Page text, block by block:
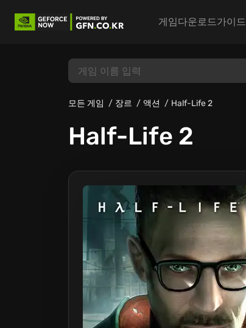
게임다운로드가이드
모든 게임 장르 액션 Half-Life 2
Half-Life 2